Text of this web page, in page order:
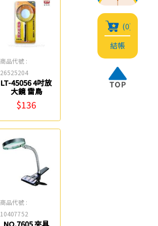
(0)
結帳
商品代號 :
26525204
LT-45056 4吋放
大鏡 雷鳥
$136
商品代號 :
10407752